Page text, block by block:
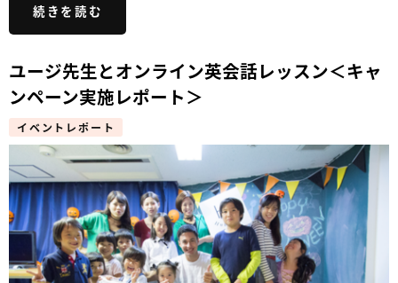
続きを読む
ユージ先生とオンライン英会話レッスン＜キャ
ンペーン実施レポート＞
イベントレポート